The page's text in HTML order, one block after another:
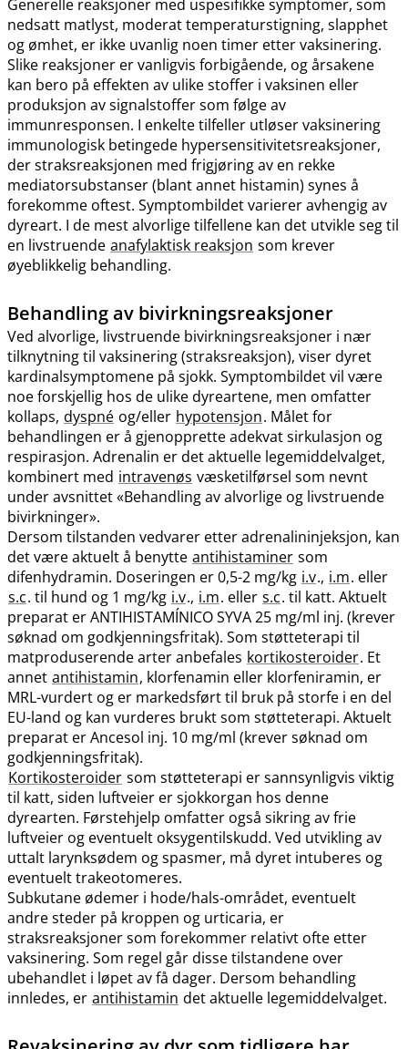
Generelle reaksjoner med uspesifikke symptomer, som
nedsatt matlyst, moderat temperaturstigning, slapphet
og ømhet, er ikke uvanlig noen timer etter vaksinering.
Slike reaksjoner er vanligvis forbigående, og årsakene
kan bero på effekten av ulike stoffer i vaksinen eller
produksjon av signalstoffer som følge av
immunresponsen. I enkelte tilfeller utløser vaksinering
immunologisk betingede hypersensitivitetsreaksjoner,
der straksreaksjonen med frigjøring av en rekke
mediatorsubstanser (blant annet histamin) synes å
forekomme oftest. Symptombildet varierer avhengig av
dyreart. I de mest alvorlige tilfellene kan det utvikle seg til
en livstruende anafylaktisk reaksjon som krever
øyeblikkelig behandling.
Behandling av bivirkningsreaksjoner
Ved alvorlige, livstruende bivirkningsreaksjoner i nær
tilknytning til vaksinering (straksreaksjon), viser dyret
kardinalsymptomene på sjokk. Symptombildet vil være
noe forskjellig hos de ulike dyreartene, men omfatter
kollaps, dyspné og​/​eller hypotensjon. Målet for
behandlingen er å gjenopprette adekvat sirkulasjon og
respirasjon. Adrenalin er det aktuelle legemiddelvalget,
kombinert med intravenøs væsketilførsel som nevnt
under avsnittet «Behandling av alvorlige og livstruende
bivirkninger».
Dersom tilstanden vedvarer etter adrenalininjeksjon, kan
det være aktuelt å benytte antihistaminer som
difenhydramin. Doseringen er 0,5-2 mg/kg i.v., i.m. eller
s.c. til hund og 1 mg/kg i.v., i.m. eller s.c. til katt. Aktuelt
preparat er ANTIHISTAMÍNICO SYVA 25 mg/ml inj. (krever
søknad om godkjenningsfritak). Som støtteterapi til
matproduserende arter anbefales kortikosteroider. Et
annet antihistamin, klorfenamin eller klorfeniramin, er
MRL-vurdert og er markedsført til bruk på storfe i en del
EU-land og kan vurderes brukt som støtteterapi. Aktuelt
preparat er Ancesol inj. 10 mg/ml (krever søknad om
godkjenningsfritak).
Kortikosteroider som støtteterapi er sannsynligvis viktig
til katt, siden luftveier er sjokkorgan hos denne
dyrearten. Førstehjelp omfatter også sikring av frie
luftveier og eventuelt oksygentilskudd. Ved utvikling av
uttalt larynksødem og spasmer, må dyret intuberes og
eventuelt trakeotomeres.
Subkutane ødemer i hode​/​hals-området, eventuelt
andre steder på kroppen og urticaria, er
straksreaksjoner som forekommer relativt ofte etter
vaksinering. Som regel går disse tilstandene over
ubehandlet i løpet av få dager. Dersom behandling
innledes, er antihistamin det aktuelle legemiddelvalget.